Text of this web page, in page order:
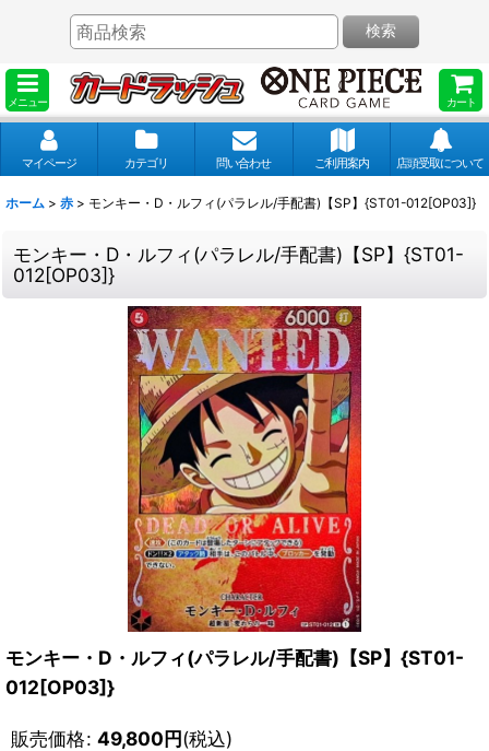
メニュー カート
検索
マイページ カテゴリ 問い合わせ ご利用案内 店頭受取について
ホーム > 赤 > モンキー・D・ルフィ(パラレル/手配書)【SP】{ST01-012[OP03]}
モンキー・D・ルフィ(パラレル/手配書)【SP】{ST01-
012[OP03]}
モンキー・D・ルフィ(パラレル/手配書)【SP】{ST01-
012[OP03]}
販売価格: 49,800円(税込)